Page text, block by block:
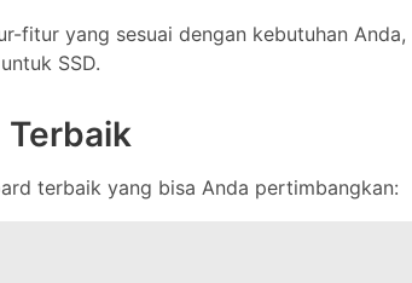
fitur yang sesuai dengan kebutuhan Anda,
SSD.
Terbaik
terbaik yang bisa Anda pertimbangkan: